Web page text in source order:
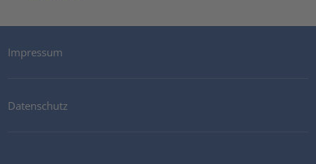
Impressum
Datenschutz